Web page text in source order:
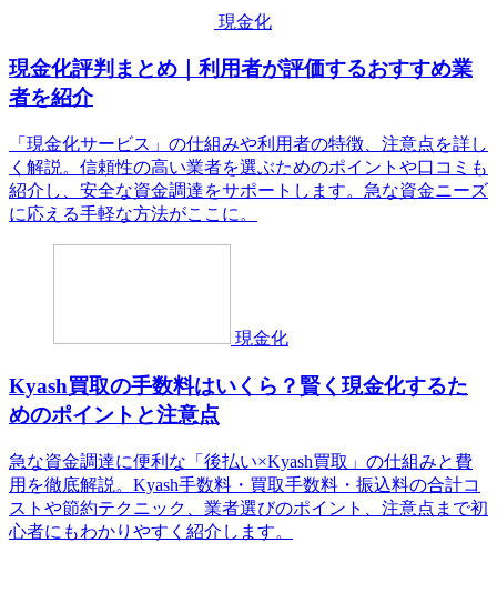
現金化
現金化評判まとめ｜利用者が評価するおすすめ業
者を紹介
「現金化サービス」の仕組みや利用者の特徴、注意点を詳し
く解説。信頼性の高い業者を選ぶためのポイントや口コミも
紹介し、安全な資金調達をサポートします。急な資金ニーズ
に応える手軽な方法がここに。
現金化
Kyash買取の手数料はいくら？賢く現金化するた
めのポイントと注意点
急な資金調達に便利な「後払い×Kyash買取」の仕組みと費
用を徹底解説。Kyash手数料・買取手数料・振込料の合計コ
ストや節約テクニック、業者選びのポイント、注意点まで初
心者にもわかりやすく紹介します。